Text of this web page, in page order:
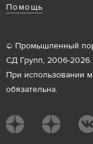
Помощь
© Промышленный
СД Групп, 2006-2026.
При использовании
обязательна.